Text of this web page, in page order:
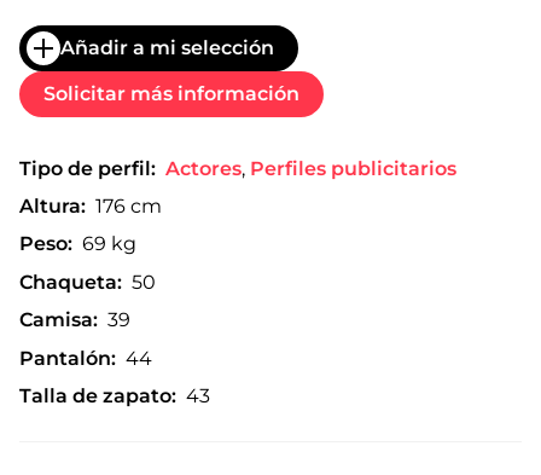
Añadir a mi selección
Solicitar más información
Tipo de perfil: Actores, Perfiles publicitarios
Altura: 176 cm
Peso: 69 kg
Chaqueta: 50
Camisa: 39
Pantalón: 44
Talla de zapato: 43